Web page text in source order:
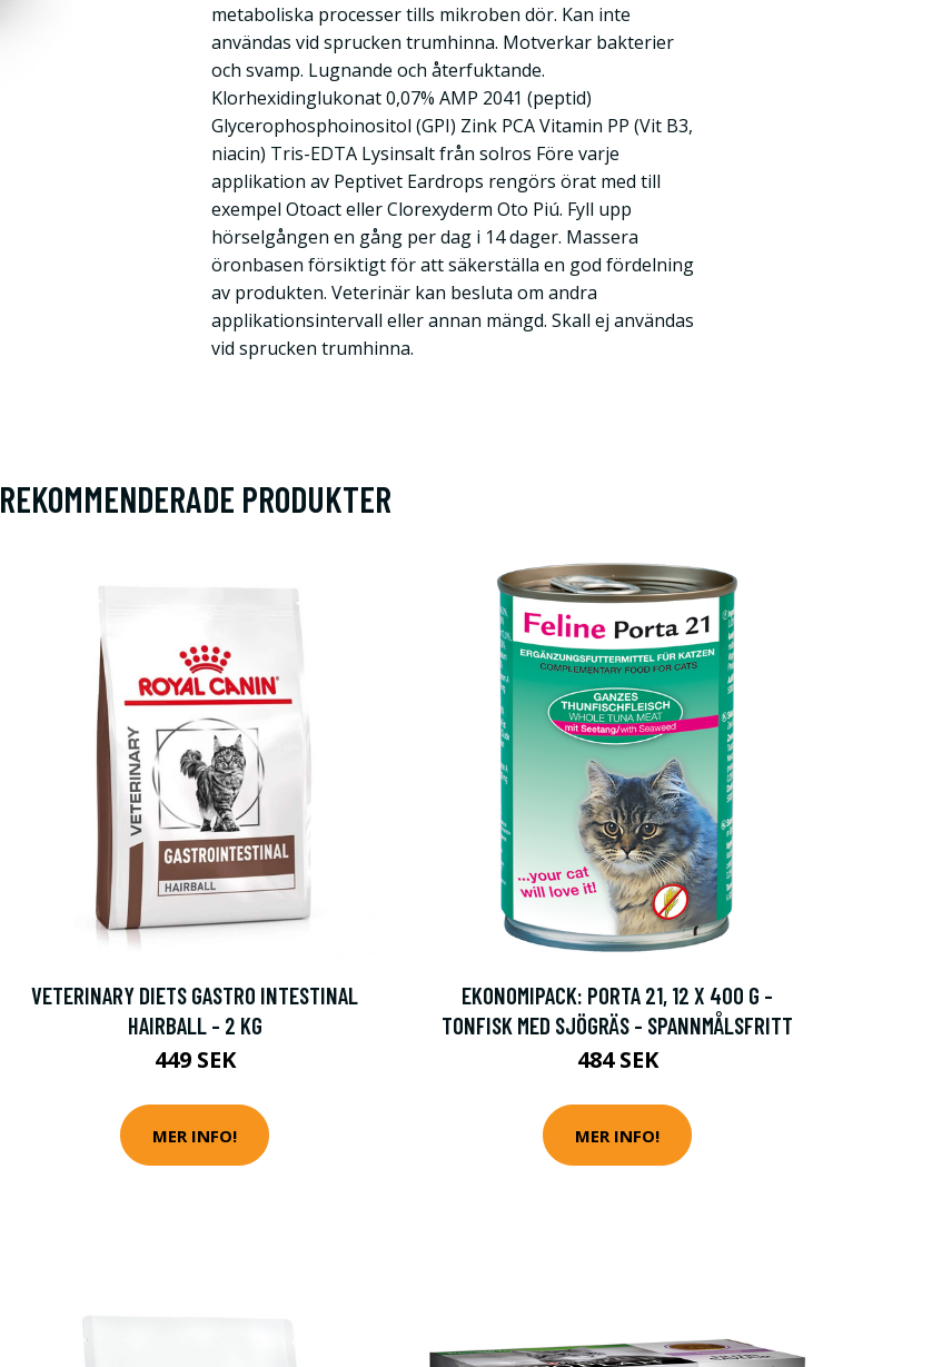
metaboliska processer tills mikroben dör. Kan inte
användas vid sprucken trumhinna. Motverkar bakterier
och svamp. Lugnande och återfuktande.
Klorhexidinglukonat 0,07% AMP 2041 (peptid)
Glycerophosphoinositol (GPI) Zink PCA Vitamin PP (Vit B3,
niacin) Tris-EDTA Lysinsalt från solros Före varje
applikation av Peptivet Eardrops rengörs örat med till
exempel Otoact eller Clorexyderm Oto Piú. Fyll upp
hörselgången en gång per dag i 14 dager. Massera
öronbasen försiktigt för att säkerställa en god fördelning
av produkten. Veterinär kan besluta om andra
applikationsintervall eller annan mängd. Skall ej användas
vid sprucken trumhinna.
REKOMMENDERADE PRODUKTER
VETERINARY DIETS GASTRO INTESTINAL
HAIRBALL - 2 KG
449 SEK
MER INFO!
EKONOMIPACK: PORTA 21, 12 X 400 G -
TONFISK MED SJÖGRÄS - SPANNMÅLSFRITT
484 SEK
MER INFO!